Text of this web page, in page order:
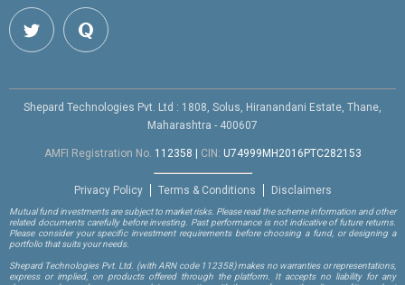
Shepard Technologies Pvt. Ltd : 1808, Solus, Hiranandani Estate, Thane,
Maharashtra - 400607
AMFI Registration No. 112358 CIN: U74999MH2016PTC282153
Privacy Policy Terms & Conditions Disclaimers
Mutual fund investments are subject to market risks. Please read the scheme information and other
related documents carefully before investing. Past performance is not indicative of future returns.
Please consider your specific investment requirements before choosing a fund, or designing a
portfolio that suits your needs.
Shepard Technologies Pvt. Ltd. (with ARN code 112358)makes no warranties or representations,
express or implied, on products offered through the platform. It accepts no liability for any